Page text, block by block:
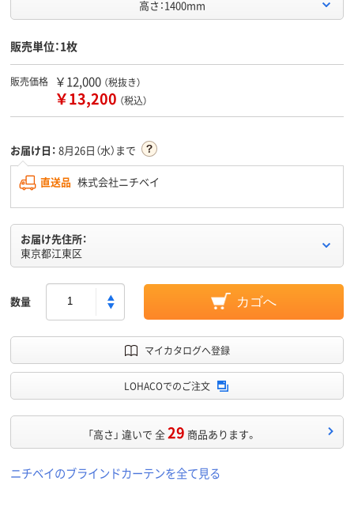
高さ：1400mm
販売単位：1枚
販売価格 ￥12,000 （税抜き）
￥13,200 （税込）
お届け日： 8月26日（水）まで
直送品 株式会社ニチベイ
お届け先住所：
東京都江東区
数量 カゴへ
マイカタログへ登録
LOHACOでのご注文
「高さ」 違いで 全29 商品あります。
ニチベイのブラインドカーテンを全て見る